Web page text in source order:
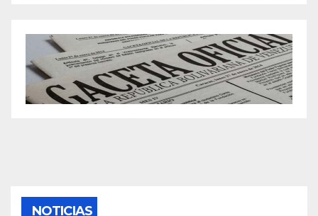
NOTICIAS